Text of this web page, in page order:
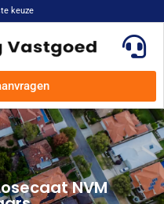
keuze
NVM